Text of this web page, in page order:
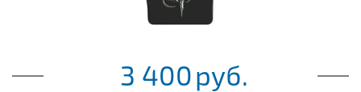
3 400руб.